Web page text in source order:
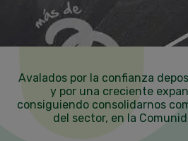
Avalados por la confianza
y por una creciente
consiguiendo consolidarnos
del sector, en la